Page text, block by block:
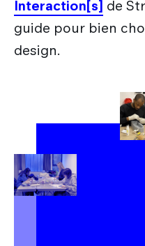
Labo : Reset Design Lab
Labo : Ethos Design Lab
Le cursus Design à
L'échange académique
Nos partenaires
Interaction[s] de
guide pour bien
design.